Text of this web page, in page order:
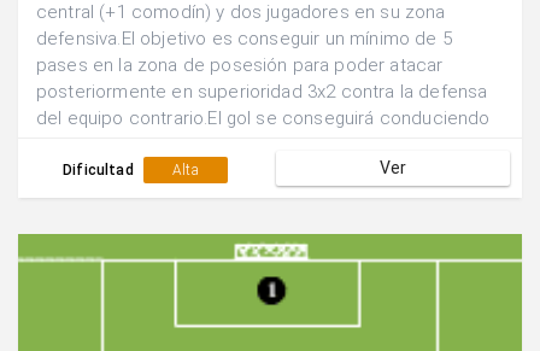
central (+1 comodín) y dos jugadores en su zona
defensiva.El objetivo es conseguir un mínimo de 5
pases en la zona de posesión para poder atacar
posteriormente en superioridad 3x2 contra la defensa
del equipo contrario.El gol se conseguirá conduciendo
Dificultad Alta Ver